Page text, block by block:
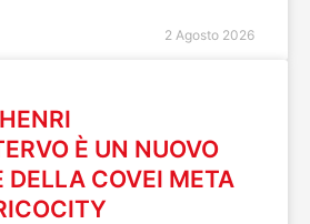
2 Agosto 2026
È UN NUOVO
DELLA COVEI META